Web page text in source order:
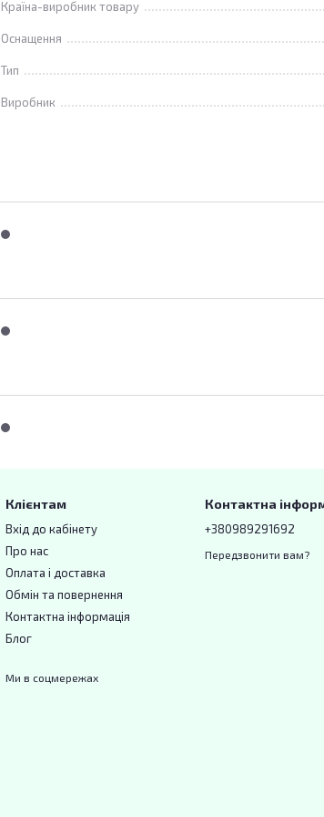
Країна-виробник товару
Оснащення
Тип
Виробник
Клієнтам
Вхід до кабінету
Про нас
Оплата і доставка
Обмін та повернення
Контактна інформація
Блог
Ми в соцмережах
Контактна
+380989291692
Передзвонити вам?